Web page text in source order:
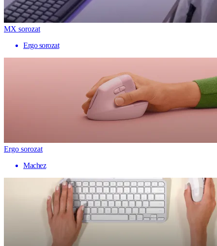
MX sorozat
Ergo sorozat
Ergo sorozat
Machez